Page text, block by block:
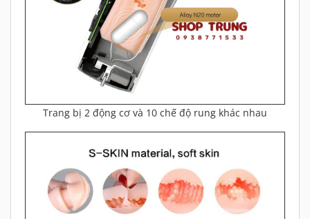
Trang bị 2 động cơ và 10 chế độ rung khác nhau